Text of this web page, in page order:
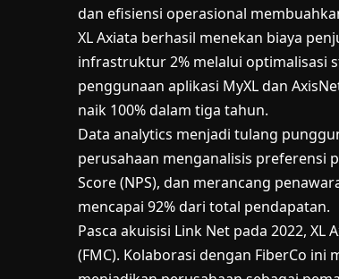
dan efisiensi operasional
XL Axiata berhasil menekan biaya
infrastruktur 2% melalui optimalisasi
penggunaan aplikasi MyXL dan
naik 100% dalam tiga tahun.
Data analytics menjadi tulang
perusahaan menganalisis preferensi
Score (NPS), dan merancang
mencapai 92% dari total pendapatan.
Pasca akuisisi Link Net pada 2022,
(FMC). Kolaborasi dengan FiberCo